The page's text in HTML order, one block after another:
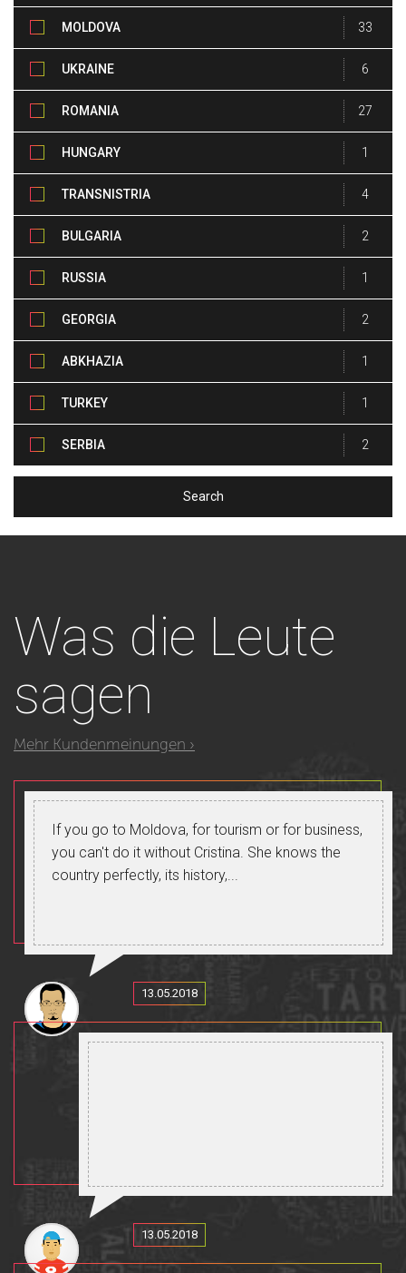
MOLDOVA 33
UKRAINE 6
ROMANIA 27
HUNGARY 1
TRANSNISTRIA 4
BULGARIA 2
RUSSIA 1
GEORGIA 2
ABKHAZIA 1
TURKEY 1
SERBIA 2
Was die Leute
sagen
Mehr Kundenmeinungen ›
If you go to Moldova, for tourism or for business,
you can't do it without Cristina. She knows the
country perfectly, its history,...
13.05.2018
13.05.2018